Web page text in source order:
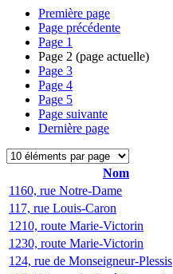
Première page
Page précédente
Page 1
Page 2 (page actuelle)
Page 3
Page 4
Page 5
Page suivante
Dernière page
Nom
1160, rue Notre-Dame
117, rue Louis-Caron
1210, route Marie-Victorin
1230, route Marie-Victorin
124, rue de Monseigneur-Plessis